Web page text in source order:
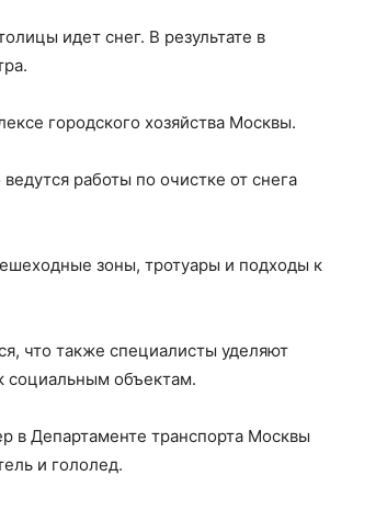
идет снег. В результате в
городского хозяйства Москвы.
работы по очистке от снега
зоны, тротуары и подходы к
что также специалисты уделяют
социальным объектам.
в Департаменте транспорта Москвы
и гололед.